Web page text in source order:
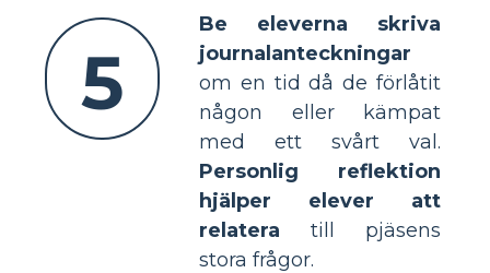
5
Be eleverna skriva
journalanteckningar
om en tid då de förlåtit
någon eller kämpat
med ett svårt val.
Personlig reflektion
hjälper elever att
relatera till pjäsens
stora frågor.